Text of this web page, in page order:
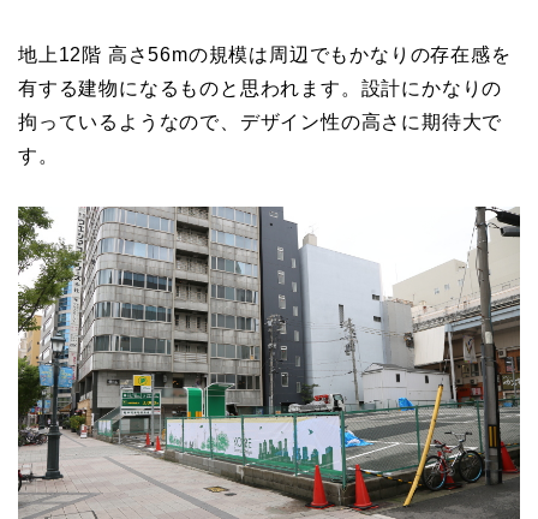
地上12階 高さ56mの規模は周辺でもかなりの存在感を
有する建物になるものと思われます。設計にかなりの
拘っているようなので、デザイン性の高さに期待大で
す。